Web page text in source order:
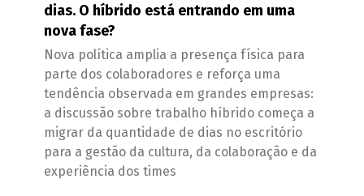
dias. O híbrido está entrando em uma
nova fase?
Nova política amplia a presença física para
parte dos colaboradores e reforça uma
tendência observada em grandes empresas:
a discussão sobre trabalho híbrido começa a
migrar da quantidade de dias no escritório
para a gestão da cultura, da colaboração e da
experiência dos times